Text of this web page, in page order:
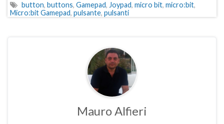
button, buttons, Gamepad, Joypad, micro bit, micro:bit,
Micro:bit Gamepad, pulsante, pulsanti
Mauro Alfieri